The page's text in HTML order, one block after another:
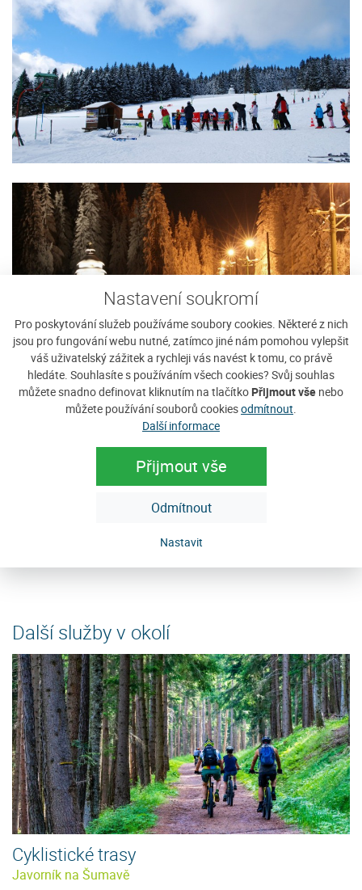
Nastavení soukromí
Pro poskytování služeb používáme soubory cookies. Některé z nich
jsou pro fungování webu nutné, zatímco jiné nám pomohou vylepšit
váš uživatelský zážitek a rychleji vás navést k tomu, co právě
hledáte. Souhlasíte s používáním všech cookies? Svůj souhlas
můžete snadno definovat kliknutím na tlačítko Přijmout vše nebo
můžete používání souborů cookiesodmítnout
Další informace
Přijmout vše
Odmítnout
Nastavit
Další služby v okolí
Cyklistické trasy
Javorník na Šumavě